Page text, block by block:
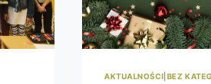
AKTUALNOŚCI BEZ